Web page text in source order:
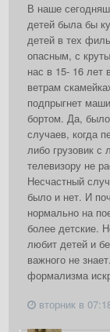
В наше
детей была бы
детей в тех
опасным, с
нас в 15- 16 лет
ветрам
подпрыгнет
бортом. Да,
случаев, когда
либо грузовик
телевизору не
Несчастный
было и нет. И
нормально на
более детские.
любит детей и
важного не
формализма
вторник в